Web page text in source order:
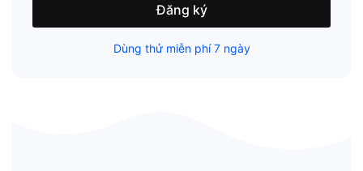
Đăng ký
Dùng thử miễn phí 7 ngày